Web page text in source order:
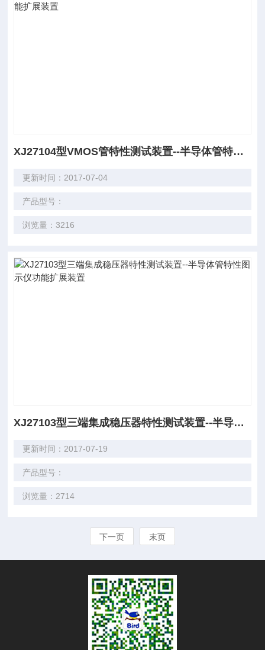
XJ27104型VMOS管特性测试装置--半导体管特性图示仪功能扩展装置
更新时间：2017-07-04
产品型号：
浏览量：3216
XJ27103型三端集成稳压器特性测试装置--半导体管特性图示仪功能扩展装置
更新时间：2017-07-19
产品型号：
浏览量：2714
下一页 末页